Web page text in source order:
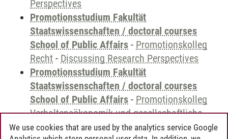
Perspectives
Promotionsstudium Fakultät
Staatswissenschaften / doctoral courses
School of Public Affairs - Promotionskolleg
Recht - Discussing Research Perspectives
Promotionsstudium Fakultät
Staatswissenschaften / doctoral courses
School of Public Affairs - Promotionskolleg
Verhaltensökonomik und gesellschaftliche
Transformation -Discussing Research
We use cookies that are used by the analytics service Google